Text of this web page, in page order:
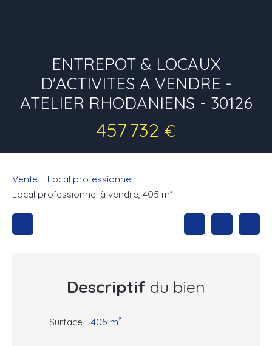
ENTREPOT & LOCAUX
D'ACTIVITES A VENDRE -
ATELIER RHODANIENS - 30126
457 732 €
Vente
Local professionnel
Local professionnel à vendre, 405 m²
Descriptif du bien
Surface : 405 m²